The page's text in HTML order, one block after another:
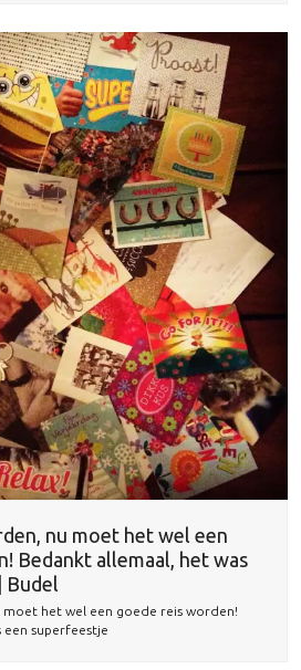
nu moet het wel een
Bedankt allemaal, het was
Budel
het wel een goede reis worden!
een superfeestje